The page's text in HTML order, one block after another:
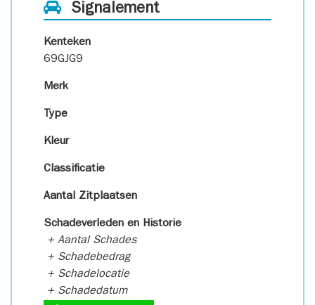
Signalement
Kenteken
69GJG9
Merk
Type
Kleur
Classificatie
Aantal Zitplaatsen
Schadeverleden en Historie
+ Aantal Schades
+ Schadebedrag
+ Schadelocatie
+ Schadedatum